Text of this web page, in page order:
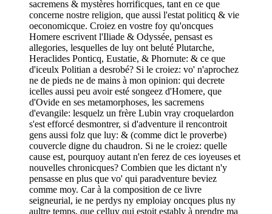
sacremens & mystères horrificques, tant en ce que
concerne nostre religion, que aussi l'estat politicq & vie
oeconomicque. Croiez en vostre foy qu'oncques
Homere escrivent l'Iliade & Odyssée, pensast es
allegories, lesquelles de luy ont beluté Plutarche,
Heraclides Ponticq, Eustatie, & Phornute: & ce que
d'iceulx Politian a desrobé? Si le croiez: vo' n'aprochez
ne de pieds ne de mains à mon opinion: qui decrete
icelles aussi peu avoir esté songeez d'Homere, que
d'Ovide en ses metamorphoses, les sacremens
d'evangile: lesquelz un frère Lubin vray croquelardon
s'est efforcé desmontrer, si d'adventure il rencontroit
gens aussi folz que luy: & (comme dict le proverbe)
couvercle digne du chaudron. Si ne le croiez: quelle
cause est, pourquoy autant n'en ferez de ces ioyeuses et
nouvelles chronicques? Combien que les dictant n'y
pensasse en plus que vo' qui paradventure beviez
comme moy. Car à la composition de ce livre
seigneurial, ie ne perdys ny emploiay oncques plus ny
aultre temps, que celluy qui estoit estably à prendre ma